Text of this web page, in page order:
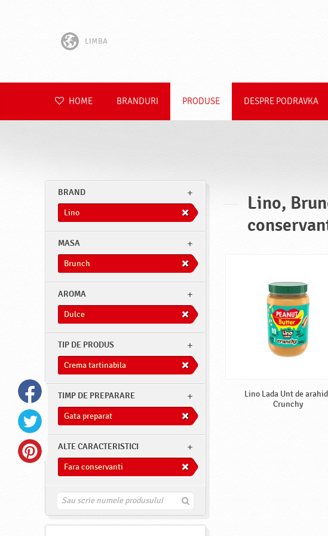
LIMBA
Hrvatski
Polski
HOME BRANDURI PRODUSE DESPRE PODRAVKA
BRAND
Lino
MASA
Brunch
AROMA
Dulce
TIP DE PRODUS
Crema tartinabila
TIMP DE PREPARARE
Gata preparat
ALTE CARACTERISTICI
Fara conservanti
G
Lino,
Lino Lada Unt de
Crunchy